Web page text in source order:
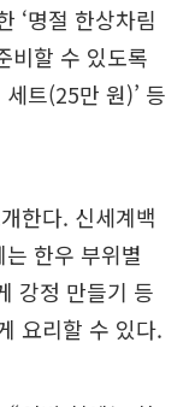
‘명절 한상차림
비할 수 있도록
트(25만 원)’ 등
한다. 신세계백
는 한우 부위별
강정 만들기 등
요리할 수 있다.